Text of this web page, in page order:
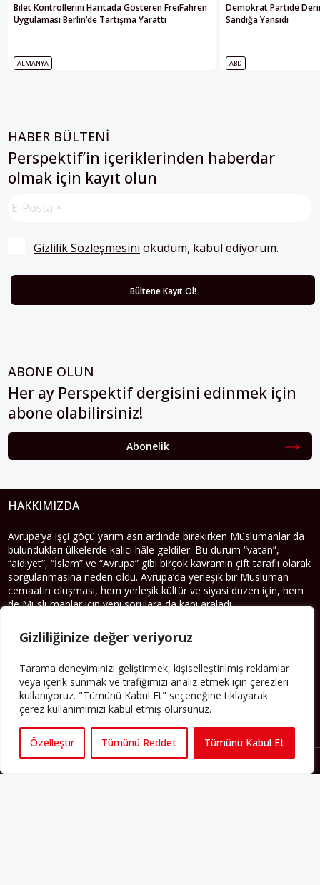
Gizliliğinize değer veriyoruz
Tarama deneyiminizi geliştirmek, kişiselleştirilmiş reklamlar
veya içerik sunmak ve trafiğimizi analiz etmek için çerezleri
kullanıyoruz. "Tümünü Kabul Et" seçeneğine tıklayarak
çerez kullanımımızı kabul etmiş olursunuz.
Özelleştir Tümünü Reddet Tümünü Kabul Et
Bilet Kontrollerini Haritada Gösteren FreiFahren
Uygulaması Berlin’de Tartışma Yarattı
ALMANYA
Demokrat Partide
Sandığa Yansıdı
ABD
HABER BÜLTENİ
Perspektif’in içeriklerinden haberdar
olmak için kayıt olun
Gizlilik Sözleşmesini okudum, kabul ediyorum.
ABONE OLUN
Her ay Perspektif dergisini edinmek için
abone olabilirsiniz!
Abonelik
HAKKIMIZDA
Avrupa’ya işçi göçü yarım asrı ardında bırakırken Müslümanlar da
bulundukları ülkelerde kalıcı hâle geldiler. Bu durum “vatan”,
“aidiyet”, “İslam” ve “Avrupa” gibi birçok kavramın çift taraflı olarak
sorgulanmasına neden oldu. Avrupa’da yerleşik bir Müslüman
cemaatin oluşması, hem yerleşik kültür ve siyasi düzen için, hem
de Müslümanlar için yeni sorulara da kapı araladı.
PERSPEKTIF’I SOSYAL MEDYADA TAKIP EDEBILIRSINIZ